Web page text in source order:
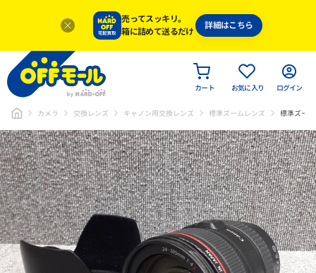
売ってスッキリ。
箱に詰めて送るだけ
詳細はこちら
カート お気に入り ログイン
カメラ 交換レンズ キャノン用交換レンズ 標準ズームレンズ 標準ズー